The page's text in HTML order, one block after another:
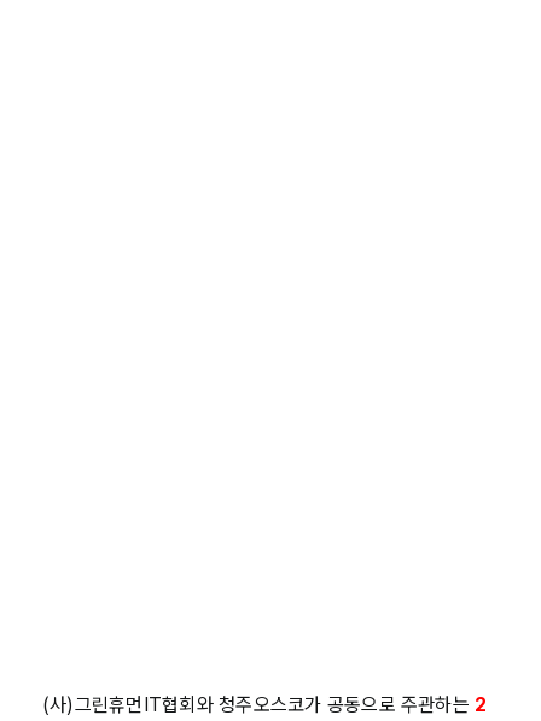
(사)그린휴먼IT협회와 청주오스코가 공동으로 주관하는 2